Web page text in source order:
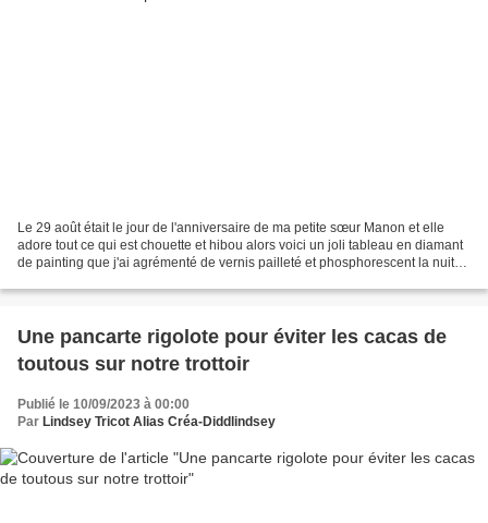
Le 29 août était le jour de l'anniversaire de ma petite sœur Manon et elle
adore tout ce qui est chouette et hibou alors voici un joli tableau en diamant
de painting que j'ai agrémenté de vernis pailleté et phosphorescent la nuit
Une pancarte rigolote pour éviter les cacas de
toutous sur notre trottoir
Publié le 10/09/2023 à 00:00
Par Lindsey Tricot Alias Créa-Diddlindsey